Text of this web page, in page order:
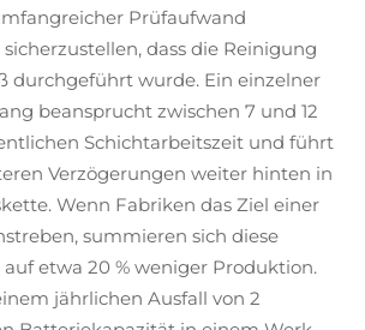
Prüfaufwand
dass die Reinigung
durchgeführt wurde. Ein einzelner
beansprucht zwischen 7 und 12
Schichtarbeitszeit und führt
Verzögerungen weiter hinten in
Wenn Fabriken das Ziel einer
summieren sich diese
etwa 20 % weniger Produktion.
jährlichen Ausfall von 2